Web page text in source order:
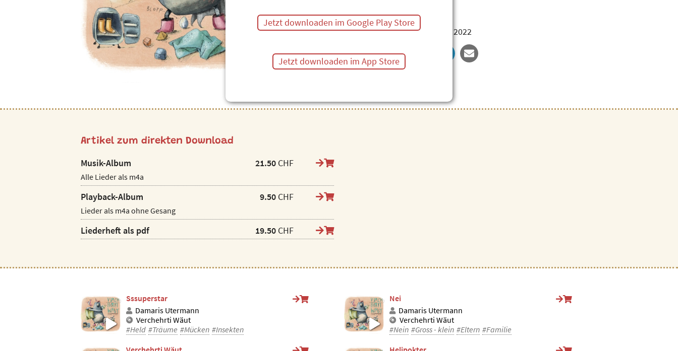
15 Lieder, Dauer 37 Minuten, 2022
Artikel zum direkten Download
Musik-Album 21.50CHF
Alle Lieder als m4a
Playback-Album 9.50CHF
Lieder als m4a ohne Gesang
Liederheft als pdf 19.50CHF
Sssuperstar
Damaris Utermann
Verchehrti Wäut
#Held #Träume #Mücken #Insekten
Nei
Damaris Utermann
Verchehrti Wäut
#Nein #Gross - klein #Eltern #Familie
Jetzt downloaden im Google Play Store
Jetzt downloaden im App Store